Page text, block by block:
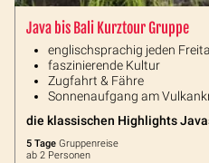
Java bis Bali Kurztour Gruppe
englischsprachig jeden
faszinierende Kultur
Zugfahrt & Fähre
Sonnenaufgang am
die klassischen Highlights
5 Tage Gruppenreise
ab 2 Personen